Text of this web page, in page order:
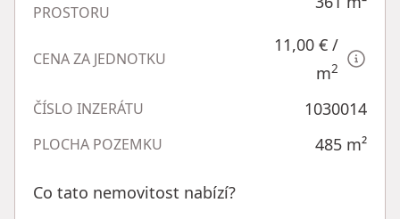
PROSTORU
CENA ZA JEDNOTKU
11,00 € /
m2
ČÍSLO INZERÁTU 1030014
PLOCHA POZEMKU 485 m²
Co tato nemovitost nabízí?